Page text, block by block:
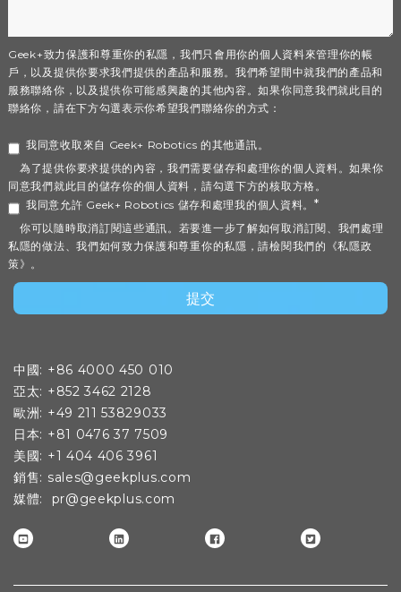
Geek+致力保護和尊重你的私隱，我們只會用你的個人資料來管理你的帳
戶，以及提供你要求我們提供的產品和服務。我們希望間中就我們的產品和
服務聯絡你，以及提供你可能感興趣的其他內容。如果你同意我們就此目的
聯絡你，請在下方勾選表示你希望我們聯絡你的方式：
我同意收取來自 Geek+ Robotics 的其他通訊。
為了提供你要求提供的內容，我們需要儲存和處理你的個人資料。如果你
同意我們就此目的儲存你的個人資料，請勾選下方的核取方格。
我同意允許 Geek+ Robotics 儲存和處理我的個人資料。*
你可以隨時取消訂閱這些通訊。若要進一步了解如何取消訂閱、我們處理
私隱的做法、我們如何致力保護和尊重你的私隱，請檢閱我們的《私隱政
策》。
中國: +86 4000 450 010
亞太: +852 3462 2128
歐洲: +49 211 53829033
日本: +81 0476 37 7509
美國: +1 404 406 3961
銷售: sales@geekplus.com
媒體: pr@geekplus.com